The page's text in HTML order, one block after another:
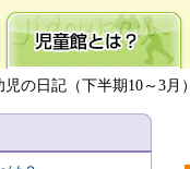
児童館とは？
児の日記（下半期10～3月）